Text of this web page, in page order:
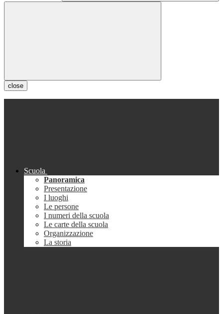
close
Scuola
Panoramica
Presentazione
I luoghi
Le persone
I numeri della scuola
Le carte della scuola
Organizzazione
La storia